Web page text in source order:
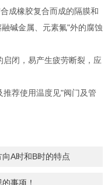
成橡胶复合而成的隔膜和
碱金属、元素氟"外的腐蚀
闭，易产生疲劳断裂，应
荐使用温度见"阀门及管
A时和B时的特点
事项！